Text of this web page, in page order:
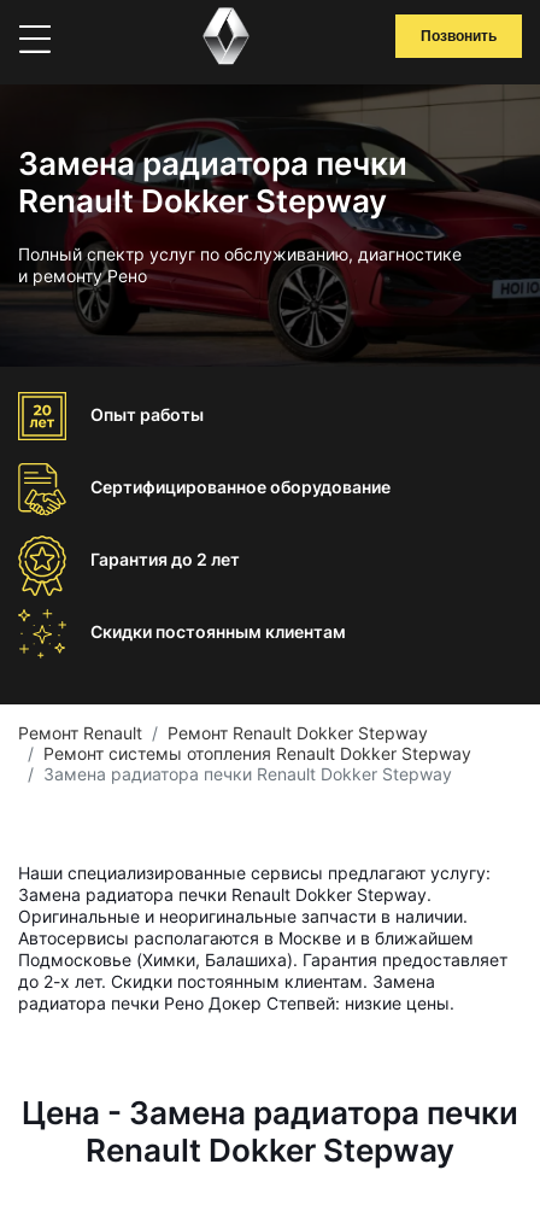
Позвонить
Замена радиатора печки
Renault Dokker Stepway
Полный спектр услуг по обслуживанию, диагностике
и ремонту Рено
Опыт работы
Сертифицированноеоборудование
Гарантиядо 2 лет
Скидки постоянным клиентам
Ремонт Renault
Ремонт Renault Dokker Stepway
Ремонт системы отопления Renault Dokker Stepway
Замена радиатора печки Renault Dokker Stepway
Наши специализированные сервисы предлагают услугу:
Замена радиатора печки Renault Dokker Stepway.
Оригинальные и неоригинальные запчасти в наличии.
Автосервисы располагаются в Москве и в ближайшем
Подмосковье (Химки, Балашиха). Гарантия предоставляет
до 2-х лет. Скидки постоянным клиентам. Замена
радиатора печки Рено Докер Степвей: низкие цены.
Цена - Замена радиатора печки
Renault Dokker Stepway